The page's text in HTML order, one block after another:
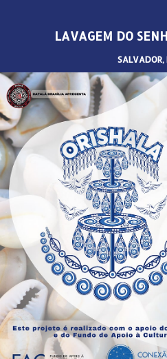
LAVAGEM DO
SALVADOR,